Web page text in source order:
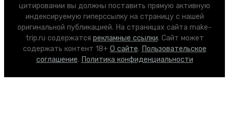
цитировании вы должны поставить прямую активную
индексируемую гиперссылку на страницу с нашей
оригинальной публикацией. На страницах сайта make-
trip.ru содержатся рекламные ссылки. Сайт может
содержать контент 18+ О сайте. Пользовательское
соглашение. Политика конфиденциальности